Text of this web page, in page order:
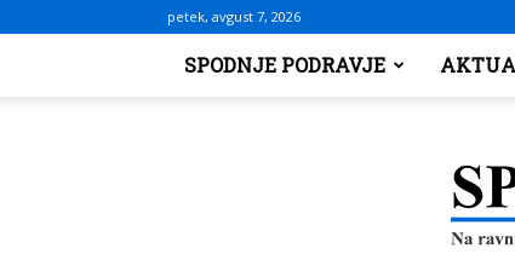
petek, avgust 7, 2026
SPODNJE PODRAVJE